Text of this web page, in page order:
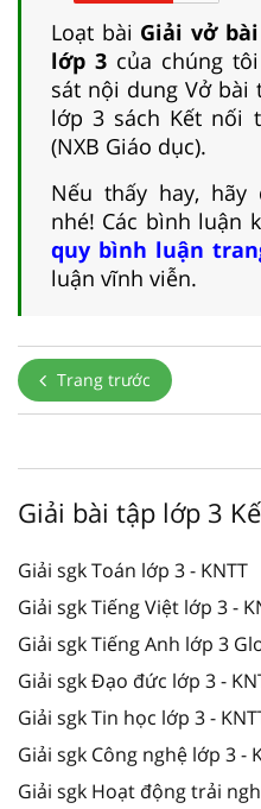
Loạt bài Giải vở
lớp 3của chúng
sát nội dung Vở bài
lớp 3 sách Kết nối
(NXB Giáo dục).
Nếu thấy hay,
nhé! Các bình luận
quy bình luận
luận vĩnh viễn.
Trang trước
Giải bài tập lớp 3
Giải sgk Toán lớp 3 - KNTT
Giải sgk Tiếng Việt lớp 3 -
Giải sgk Tiếng Anh lớp 3
Giải sgk Đạo đức lớp 3 -
Giải sgk Tin học lớp 3 -
Giải sgk Công nghệ lớp 3 -
Giải sgk Hoạt động trải